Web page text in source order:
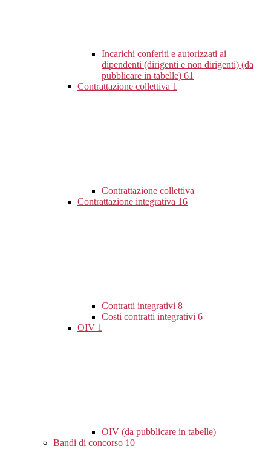
Incarichi conferiti e autorizzati ai
dipendenti (dirigenti e non dirigenti) (da
pubblicare in tabelle) 61
Contrattazione collettiva 1
Contrattazione collettiva
Contrattazione integrativa 16
Contratti integrativi 8
Costi contratti integrativi 6
OIV 1
OIV (da pubblicare in tabelle)
Bandi di concorso 10